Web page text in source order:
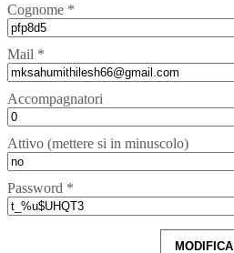
Cognome *
Mail *
Accompagnatori
Attivo (mettere si in minuscolo)
Password *
MODIFICA